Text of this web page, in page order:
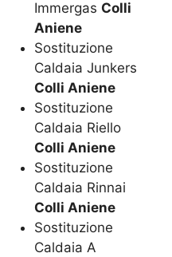
Immergas Colli
Aniene
Sostituzione
Caldaia Junkers
Colli Aniene
Sostituzione
Caldaia Riello
Colli Aniene
Sostituzione
Caldaia Rinnai
Colli Aniene
Sostituzione
Caldaia A